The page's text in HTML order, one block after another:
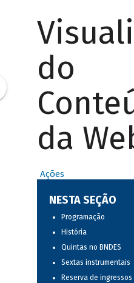
do
da
Ações
NESTA SEÇÃO
Programação
História
Quintas no BNDES
Sextas instrumentais
Reserva de ingressos